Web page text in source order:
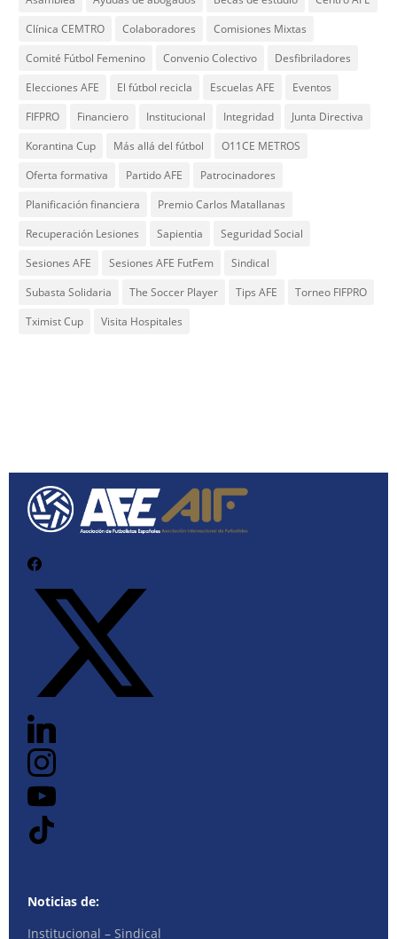
Clínica CEMTRO
Colaboradores
Comisiones Mixtas
Comité Fútbol Femenino
Convenio Colectivo
Desfibriladores
Elecciones AFE
El fútbol recicla Escuelas AFE
Eventos
FIFPRO
Financiero Institucional Integridad
Junta Directiva
Korantina Cup
Más allá del fútbol
O11CE METROS
Oferta formativa
Partido AFE
Patrocinadores
Planificación financiera
Premio Carlos Matallanas
Recuperación Lesiones
Sapientia
Seguridad Social
Sesiones AFE
Sesiones AFE FutFem
Sindical
Subasta Solidaria
The Soccer Player Tips AFE
Torneo FIFPRO
Tximist Cup
Visita Hospitales
Noticias de:
Institucional – Sindical